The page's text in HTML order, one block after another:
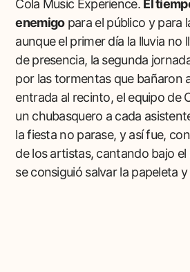
Cola Music Experience. El
enemigopara el público y para
aunque el primer día la lluvia no
de presencia, la segunda
por las tormentas que bañaron
entrada al recinto, el equipo de
un chubasquero a cada
la fiesta no parase, y así fue,
de los artistas, cantando bajo el
se consiguió salvar la papeleta